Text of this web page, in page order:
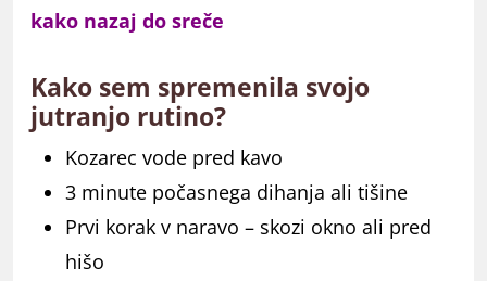
kako nazaj do sreče
Kako sem spremenila svojo
jutranjo rutino?
Kozarec vode pred kavo
3 minute počasnega dihanja ali tišine
Prvi korak v naravo – skozi okno ali pred
hišo